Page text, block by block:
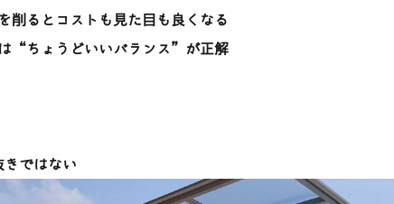
削るとコストも見た目も良くなる
“ちょうどいいバランス”が正解
ではない